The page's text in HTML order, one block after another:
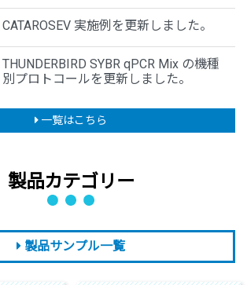
CATAROSEV 実施例を更新しました。
THUNDERBIRD SYBR qPCR Mix の機種
別プロトコールを更新しました。
一覧はこちら
製品カテゴリー
製品サンプル一覧